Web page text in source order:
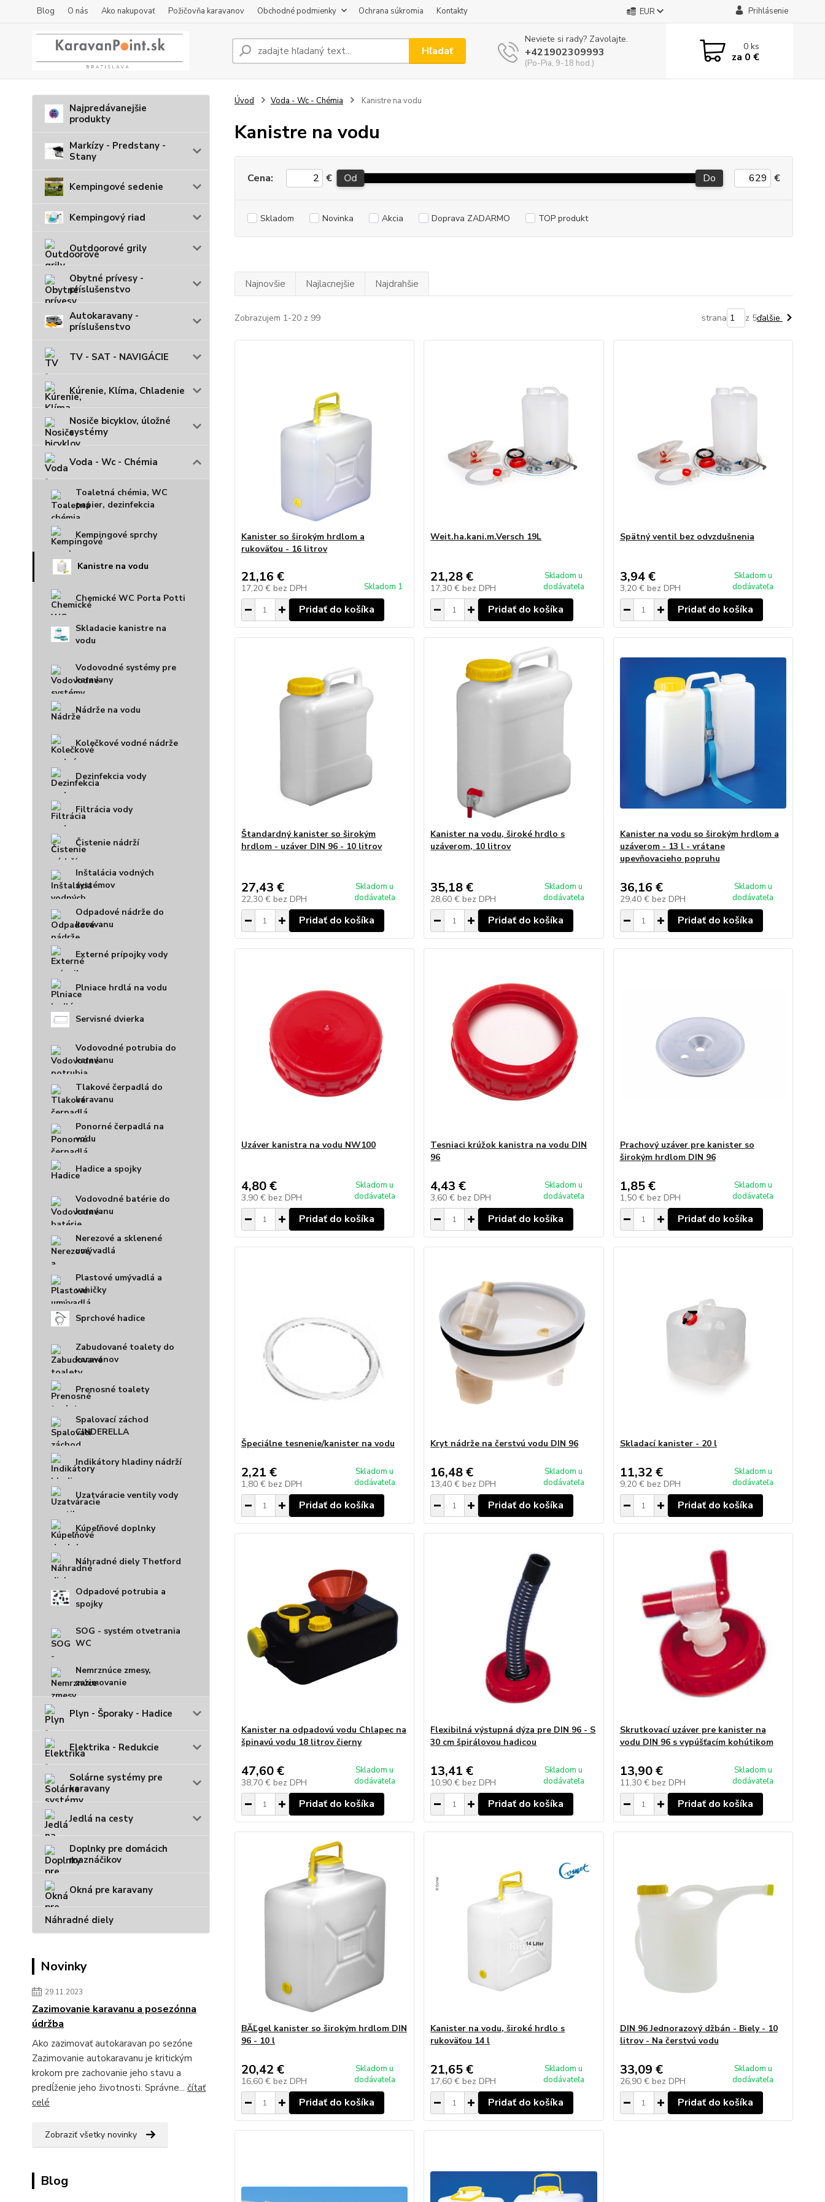
Blog O nás Ako nakupovať Požičovňa karavanov Obchodné podmienky Ochrana súkromia Kontakty EUR Prihlásenie
Hľadať
Neviete si rady? Zavolajte.
+421902309993
(Po-Pia, 9-18 hod.)
0ks
za 0 €
Najpredávanejšie
produkty
Markízy - Predstany -
Stany
Kempingové sedenie
Kempingový riad
Outdoorové grily
Obytné prívesy -
príslušenstvo
Autokaravany -
príslušenstvo
TV - SAT - NAVIGÁCIE
Kúrenie, Klíma, Chladenie
Nosiče bicyklov, úložné
systémy
Voda - Wc - Chémia
Toaletná chémia, WC
papier, dezinfekcia
Kempingové sprchy
Kanistre na vodu
Chemické WC Porta Potti
Skladacie kanistre na
vodu
Vodovodné systémy pre
karavany
Nádrže na vodu
Kolečkové vodné nádrže
Dezinfekcia vody
Filtrácia vody
Čistenie nádrží
Inštalácia vodných
systémov
Odpadové nádrže do
karavanu
Externé prípojky vody
Plniace hrdlá na vodu
Servisné dvierka
Vodovodné potrubia do
karavanu
Tlakové čerpadlá do
karavanu
Ponorné čerpadlá na
vodu
Hadice a spojky
Vodovodné batérie do
karavanu
Nerezové a sklenené
umývadlá
Plastové umývadlá a
vaničky
Sprchové hadice
Zabudované toalety do
karavanov
Prenosné toalety
Spalovací záchod
CINDERELLA
Indikátory hladiny nádrží
Uzatváracie ventily vody
Kúpeľňové doplnky
Náhradné diely Thetford
Odpadové potrubia a
spojky
SOG - systém otvetrania
WC
Nemrznúce zmesy,
zazimovanie
Plyn - Šporaky - Hadice
Elektrika - Redukcie
Solárne systémy pre
karavany
Jedlá na cesty
Doplnky pre domácich
maznáčikov
Okná pre karavany
Náhradné diely
Novinky
29.11.2023
Zazimovanie karavanu a posezónna
údržba
Ako zazimovať autokaravan po sezóne
Zazimovanie autokaravanu je kritickým
krokom pre zachovanie jeho stavu a
predĺženie jeho životnosti. Správne... čítať
celé
Zobraziť všetky novinky
Blog
Úvod Voda - Wc - Chémia Kanistre na vodu
Kanistre na vodu
Cena: € Od Do €
Skladom Novinka Akcia Doprava ZADARMO TOP produkt
Najnovšie Najlacnejšie Najdrahšie
Zobrazujem 1-20 z 99 strana z 5ďalšie
Kanister so širokým hrdlom a
rukoväťou - 16 litrov
21,16 €
17,20 € bez DPH Skladom 1
Pridať do košíka
Weit.ha.kani.m.Versch 19L
21,28 €
17,30 € bez DPH
Skladom u
dodávateľa
Pridať do košíka
Spätný ventil bez odvzdušnenia
3,94 €
3,20 € bez DPH
Skladom u
dodávateľa
Pridať do košíka
Štandardný kanister so širokým
hrdlom - uzáver DIN 96 - 10 litrov
27,43 €
22,30 € bez DPH
Skladom u
dodávateľa
Pridať do košíka
Kanister na vodu, široké hrdlo s
uzáverom, 10 litrov
35,18 €
28,60 € bez DPH
Skladom u
dodávateľa
Pridať do košíka
Kanister na vodu so širokým hrdlom a
uzáverom - 13 l - vrátane
upevňovacieho popruhu
36,16 €
29,40 € bez DPH
Skladom u
dodávateľa
Pridať do košíka
Uzáver kanistra na vodu NW100
4,80 €
3,90 € bez DPH
Skladom u
dodávateľa
Pridať do košíka
Tesniaci krúžok kanistra na vodu DIN
96
4,43 €
3,60 € bez DPH
Skladom u
dodávateľa
Pridať do košíka
Prachový uzáver pre kanister so
širokým hrdlom DIN 96
1,85 €
1,50 € bez DPH
Skladom u
dodávateľa
Pridať do košíka
Špeciálne tesnenie/kanister na vodu
2,21 €
1,80 € bez DPH
Skladom u
dodávateľa
Pridať do košíka
Kryt nádrže na čerstvú vodu DIN 96
16,48 €
13,40 € bez DPH
Skladom u
dodávateľa
Pridať do košíka
Skladací kanister - 20 l
11,32 €
9,20 € bez DPH
Skladom u
dodávateľa
Pridať do košíka
Kanister na odpadovú vodu Chlapec na
špinavú vodu 18 litrov čierny
47,60 €
38,70 € bez DPH
Skladom u
dodávateľa
Pridať do košíka
Flexibilná výstupná dýza pre DIN 96 - S
30 cm špirálovou hadicou
13,41 €
10,90 € bez DPH
Skladom u
dodávateľa
Pridať do košíka
Skrutkovací uzáver pre kanister na
vodu DIN 96 s vypúšťacím kohútikom
13,90 €
11,30 € bez DPH
Skladom u
dodávateľa
Pridať do košíka
BĂĽgel kanister so širokým hrdlom DIN
96 - 10 l
20,42 €
16,60 € bez DPH
Skladom u
dodávateľa
Pridať do košíka
Kanister na vodu, široké hrdlo s
rukoväťou 14 l
21,65 €
17,60 € bez DPH
Skladom u
dodávateľa
Pridať do košíka
DIN 96 Jednorazový džbán - Biely - 10
litrov - Na čerstvú vodu
33,09 €
26,90 € bez DPH
Skladom u
dodávateľa
Pridať do košíka